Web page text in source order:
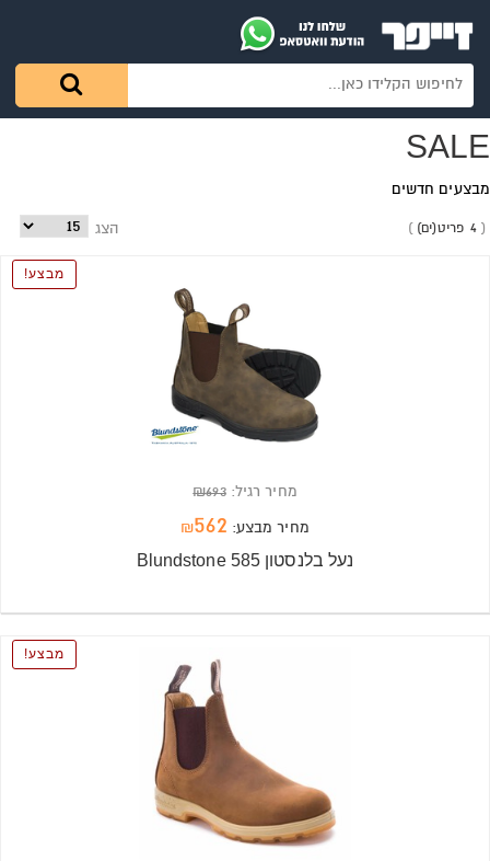
SALE
מבצעים חדשים
4 פריט(ים) הצג
מחיר רגיל: ₪693
מחיר מבצע: ₪562
נעל בלנסטון Blundstone 585
מבצע
מבצע